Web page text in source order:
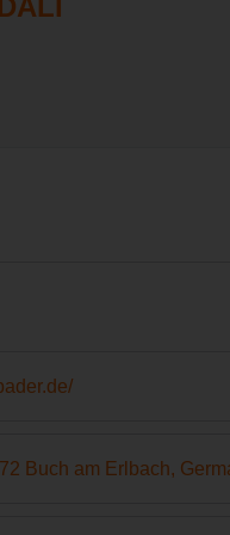
Buch am Erlbach,